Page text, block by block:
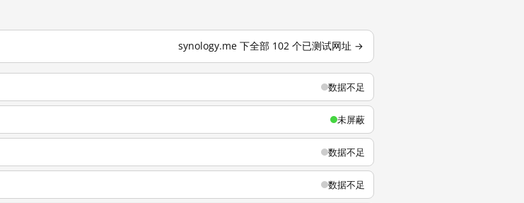
synology.me 下全部 102 个已测试网址 →
数据不足
未屏蔽
数据不足
数据不足